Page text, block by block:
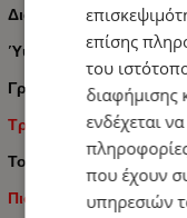
Διάμετρος βάσης: 126
Ύψος: 200 mm
Γρήγορη σύνδεσηE-
Τροφοδοσία ρεύματος
Τοποθέτηση: Γρήγορη
Πιστοποιητικά: IP56
επίσης
του
διαφήμισης
ενδέχεται
που έχουν
υπηρεσιών